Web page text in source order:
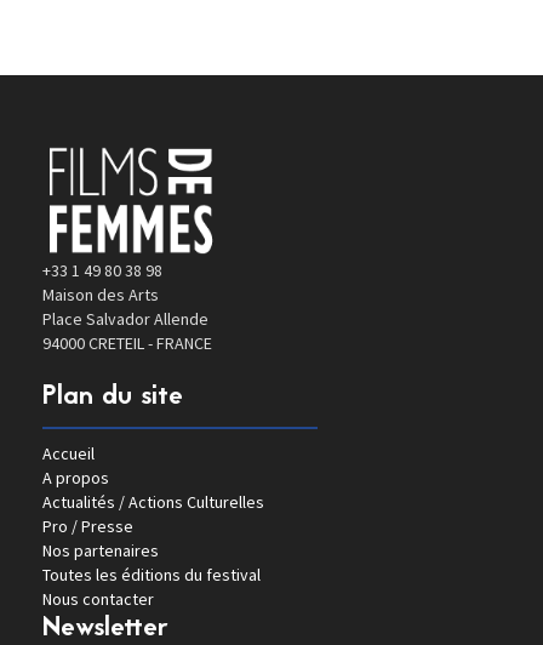
+33 1 49 80 38 98
Maison des Arts
Place Salvador Allende
94000 CRETEIL - FRANCE
Plan du site
Accueil
A propos
Actualités / Actions Culturelles
Pro / Presse
Nos partenaires
Toutes les éditions du festival
Nous contacter
Newsletter